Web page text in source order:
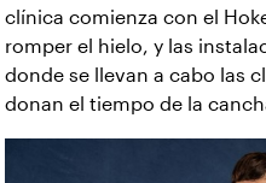
clínica comienza con el
romper el hielo, y las
donde se llevan a cabo las
donan el tiempo de la